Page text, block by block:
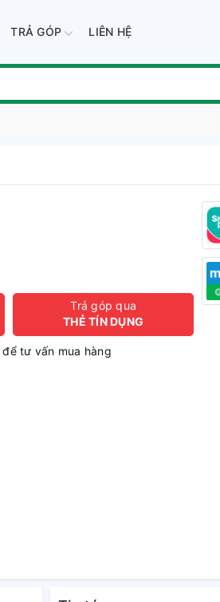
TRẢ GÓP LIÊN HỆ
Trả góp qua
THẺ TÍN DỤNG
để tư vấn mua hàng